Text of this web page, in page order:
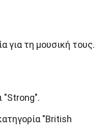
για τη μουσική τους.
"Strong".
"British